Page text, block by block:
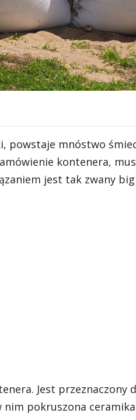
mnóstwo
kontenera,
jest tak zwany
Jest przeznaczony
nim pokruszona